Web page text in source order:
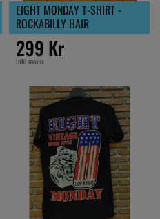
EIGHT MONDAY T-SHIRT -
ROCKABILLY HAIR
299 Kr
Inkl moms